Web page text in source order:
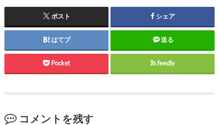
ポスト シェア
はてブ 送る
Pocket feedly
コメントを残す